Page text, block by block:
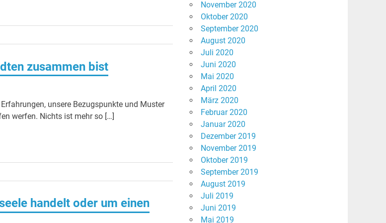
zusammen bist
unsere Bezugspunkte und Muster
werfen. Nichts ist mehr so […]
handelt oder um einen
November 2020
Oktober 2020
September 2020
August 2020
Juli 2020
Juni 2020
Mai 2020
April 2020
März 2020
Februar 2020
Januar 2020
Dezember 2019
November 2019
Oktober 2019
September 2019
August 2019
Juli 2019
Juni 2019
Mai 2019